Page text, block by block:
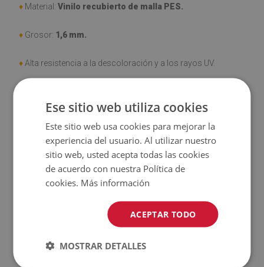
♦ Material: Vinilo recubierto de malla PES.
♦ Grosor: 1,6 mm.
♦ Alta resistencia a la descoloración y a los rayos UV.
Tenga en cuenta que los daños causados por el uso
debido al paso del tiempo (por ejemplo, abrasión) no son
Ese sitio web utiliza cookies
Este sitio web usa cookies para mejorar la
experiencia del usuario. Al utilizar nuestro
sitio web, usted acepta todas las cookies
de acuerdo con nuestra Política de
cookies. Más información
ACEPTAR TODO
MOSTRAR DETALLES